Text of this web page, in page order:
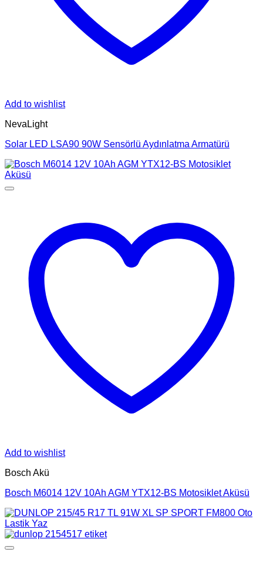
Add to wishlist
NevaLight
Solar LED LSA90 90W Sensörlü Aydınlatma Armatürü
Add to wishlist
Bosch Akü
Bosch M6014 12V 10Ah AGM YTX12-BS Motosiklet Aküsü